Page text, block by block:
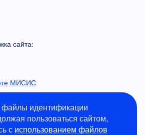
сайта:
МИСИС
организации
идентификации
пользоваться сайтом,
с использованием файлов